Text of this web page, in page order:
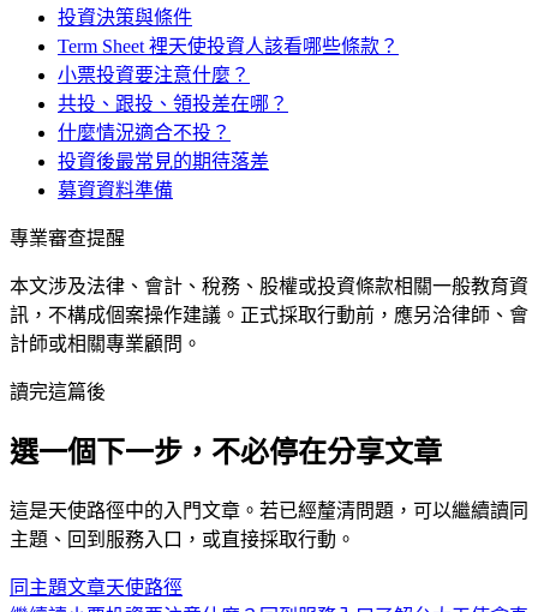
投資決策與條件
Term Sheet 裡天使投資人該看哪些條款？
小票投資要注意什麼？
共投、跟投、領投差在哪？
什麼情況適合不投？
投資後最常見的期待落差
募資資料準備
專業審查提醒
本文涉及法律、會計、稅務、股權或投資條款相關一般教育資
訊，不構成個案操作建議。正式採取行動前，應另洽律師、會
計師或相關專業顧問。
讀完這篇後
選一個下一步，不必停在分享文章
這是天使路徑中的 入門文章。若已經釐清問題，可以繼續讀同
主題、回到服務入口，或直接採取行動。
同主題文章天使路徑